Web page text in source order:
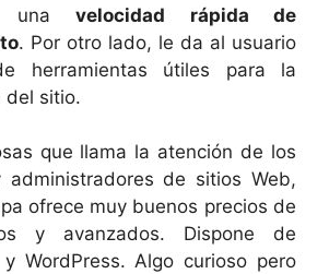
unavelocidad rápida de
. Por otro lado, le da al usuario
herramientas útiles para la
del sitio.
que llama la atención de los
administradores de sitios Web,
ofrece muy buenos precios de
y avanzados. Dispone de
WordPress. Algo curioso pero